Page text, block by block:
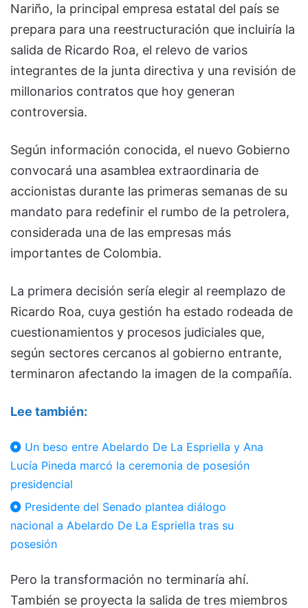
Nariño, la principal empresa estatal del país se
prepara para una reestructuración que incluiría la
salida de Ricardo Roa, el relevo de varios
integrantes de la junta directiva y una revisión de
millonarios contratos que hoy generan
controversia.
Según información conocida, el nuevo Gobierno
convocará una asamblea extraordinaria de
accionistas durante las primeras semanas de su
mandato para redefinir el rumbo de la petrolera,
considerada una de las empresas más
importantes de Colombia.
La primera decisión sería elegir al reemplazo de
Ricardo Roa, cuya gestión ha estado rodeada de
cuestionamientos y procesos judiciales que,
según sectores cercanos al gobierno entrante,
terminaron afectando la imagen de la compañía.
Lee también:
Un beso entre Abelardo De La Espriella y Ana
Lucía Pineda marcó la ceremonia de posesión
presidencial
Presidente del Senado plantea diálogo
nacional a Abelardo De La Espriella tras su
posesión
Pero la transformación no terminaría ahí.
También se proyecta la salida de tres miembros